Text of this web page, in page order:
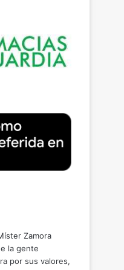
Zamora
la gente
por sus valores,